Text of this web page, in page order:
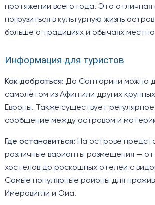
протяжении всего года. Это отличная
погрузиться в культурную жизнь
больше о традициях и обычаях
Информация для туристов
Как добраться: До Санторини можно
самолётом из Афин или других
Европы. Также существует
сообщение между островом и
Где остановиться: На острове
различные варианты размещения —
хостелов до роскошных отелей с
Самые популярные районы для
Имеровигли и Оиа.